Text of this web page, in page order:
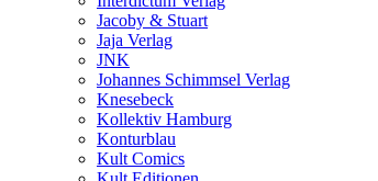
Jacoby & Stuart
Jaja Verlag
JNK
Johannes Schimmsel Verlag
Knesebeck
Kollektiv Hamburg
Konturblau
Kult Comics